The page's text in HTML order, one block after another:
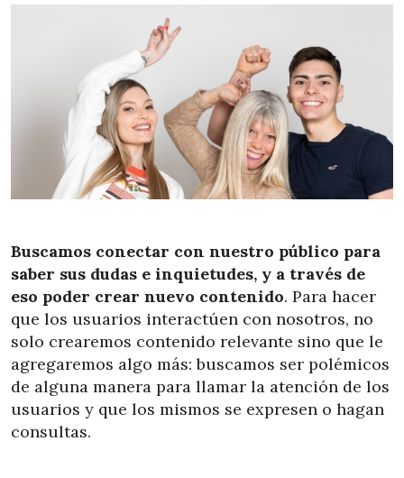
Buscamos conectar con nuestro público para
saber sus dudas e inquietudes, y a través de
eso poder crear nuevo contenido. Para hacer
que los usuarios interactúen con nosotros, no
solo crearemos contenido relevante sino que le
agregaremos algo más: buscamos ser polémicos
de alguna manera para llamar la atención de los
usuarios y que los mismos se expresen o hagan
consultas.